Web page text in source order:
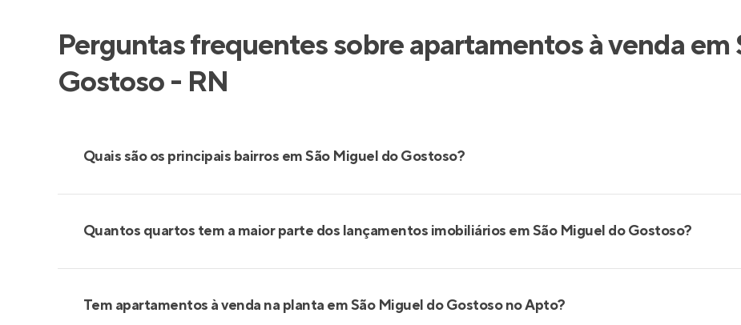
Perguntas frequentes sobre apartamentos à venda em
Gostoso - RN
Quais são os principais bairros em São Miguel do Gostoso?
Quantos quartos tem a maior parte dos lançamentos imobiliários em São Miguel do Gostoso?
Tem apartamentos à venda na planta em São Miguel do Gostoso no Apto?